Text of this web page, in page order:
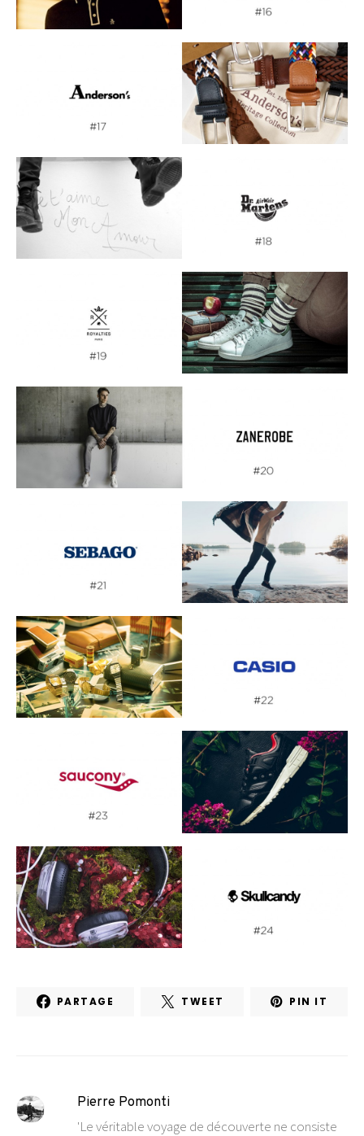
PARTAGE TWEET PIN IT
Pierre Pomonti
'Le véritable voyage de découverte ne consiste